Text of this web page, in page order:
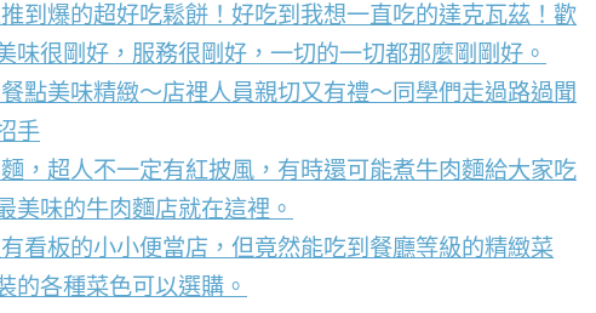
到爆的超好吃鬆餅！好吃到我想一直吃的達克瓦茲！歡
味很剛好，服務很剛好，一切的一切都那麼剛剛好。
點美味精緻～店裡人員親切又有禮～同學們走過路過聞
手
，超人不一定有紅披風，有時還可能煮牛肉麵給大家吃
美味的牛肉麵店就在這裡。
看板的小小便當店，但竟然能吃到餐廳等級的精緻菜
的各種菜色可以選購。